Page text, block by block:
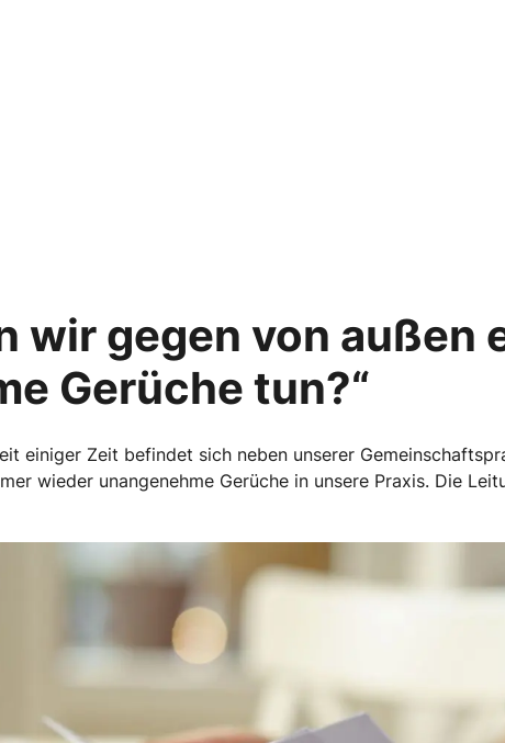
wir gegen von außen
Gerüche tun?“
einiger Zeit befindet sich neben unserer
wieder unangenehme Gerüche in unsere Praxis. Die